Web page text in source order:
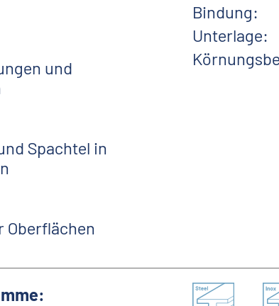
und
Spachtel in
Oberflächen
Bindung:
Unterlage: